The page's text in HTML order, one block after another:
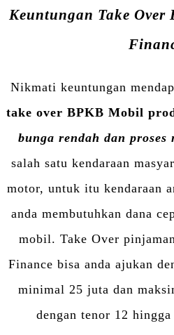
Keuntungan Take
Nikmati keuntungan
take over BPKB Mobil
bunga rendah dan proses
salah satu kendaraan
motor, untuk itu kendaraan
anda membutuhkan dana
mobil. Take Over
Finance bisa anda ajukan
minimal 25 juta dan
dengan tenor 12